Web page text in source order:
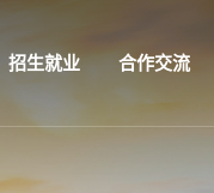
招生就业 合作交流